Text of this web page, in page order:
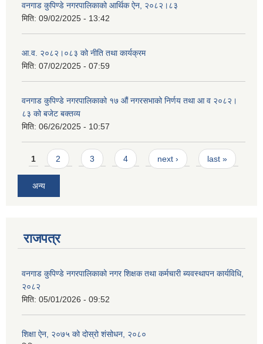
वनगाड कुपिण्डे नगरपालिकाको आर्थिक ऐन, २०८२।८३
मिति: 09/02/2025 - 13:42
आ.व. २०८२।०८३ को नीति तथा कार्यक्रम
मिति: 07/02/2025 - 07:59
वनगाड कुपिण्डे नगरपालिकाको १७ ‍औं नगरसभाको निर्णय तथा आ व २०८२।
८३ को बजेट बक्तव्य
मिति: 06/26/2025 - 10:57
Pages
1 2 3 4 next › last »
अन्य
राजपत्र
वनगाड कुपिण्डे नगरपालिकाको नगर शिक्षक तथा कर्मचारी ब्यवस्थापन कार्यविधि,
२०८२
मिति: 05/01/2026 - 09:52
शिक्षा ऐन, २०७५ को दोस्रो शंसोधन, २०८०